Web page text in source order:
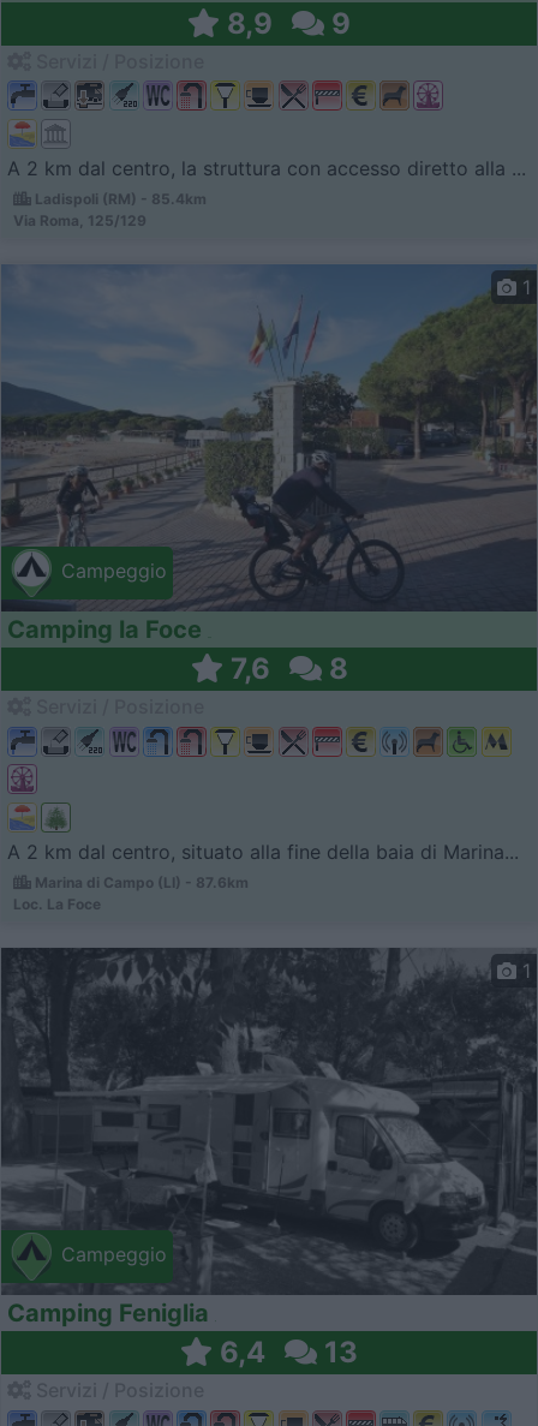
8,9 9
A 2 km dal centro, la struttura con accesso diretto alla ...
Ladispoli (RM) - 85.4km
Via Roma, 125/129
Campeggio
1
Camping la Foce
7,6 8
A 2 km dal centro, situato alla fine della baia di Marina...
Marina di Campo (LI) - 87.6km
Loc. La Foce
Campeggio
1
Camping Feniglia
6,4 13